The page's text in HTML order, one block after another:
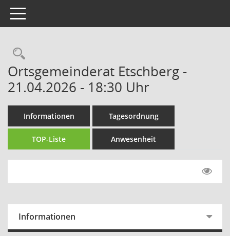
Toggle navigation
Rechercheauswahl
Ortsgemeinderat Etschberg -
21.04.2026 - 18:30 Uhr
Informationen Tagesordnung
TOP-Liste Anwesenheit
Informationen